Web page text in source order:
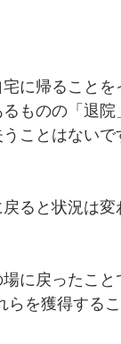
に帰ること
ものの「退
ことはないで
ると状況は
に戻ったこ
らを獲得する